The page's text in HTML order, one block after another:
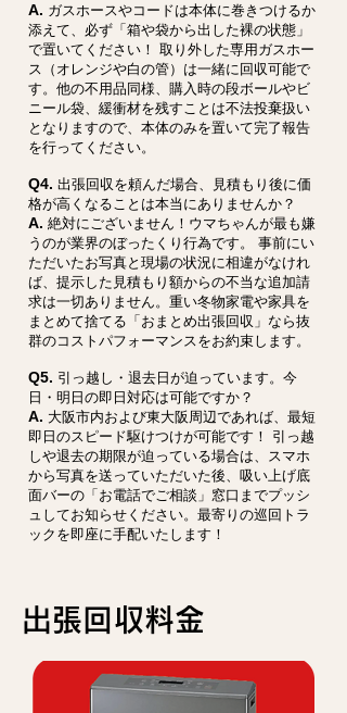
A. ガスホースやコードは本体に巻きつけるか
添えて、必ず「箱や袋から出した裸の状態」
で置いてください！ 取り外した専用ガスホー
ス（オレンジや白の管）は一緒に回収可能で
す。他の不用品同様、購入時の段ボールやビ
ニール袋、緩衝材を残すことは不法投棄扱い
となりますので、本体のみを置いて完了報告
を行ってください。
Q4. 出張回収を頼んだ場合、見積もり後に価
格が高くなることは本当にありませんか？
A. 絶対にございません！ウマちゃんが最も嫌
うのが業界のぼったくり行為です。 事前にい
ただいたお写真と現場の状況に相違がなけれ
ば、提示した見積もり額からの不当な追加請
求は一切ありません。重い冬物家電や家具を
まとめて捨てる「おまとめ出張回収」なら抜
群のコストパフォーマンスをお約束します。
Q5. 引っ越し・退去日が迫っています。今
日・明日の即日対応は可能ですか？
A. 大阪市内および東大阪周辺であれば、最短
即日のスピード駆けつけが可能です！ 引っ越
しや退去の期限が迫っている場合は、スマホ
から写真を送っていただいた後、吸い上げ底
面バーの「お電話でご相談」窓口までプッシ
ュしてお知らせください。最寄りの巡回トラ
ックを即座に手配いたします！
​出張回収料金